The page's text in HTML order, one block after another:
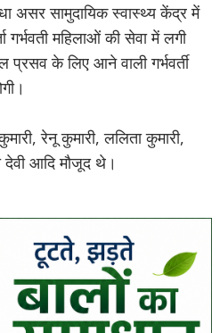
असर सामुदायिक स्वास्थ्य केंद्र में
गर्भवती महिलाओं की सेवा में लगी
के लिए आने वाली गर्भवर्ती
रेनू कुमारी, ललिता कुमारी,
देवी आदि मौजूद थे।